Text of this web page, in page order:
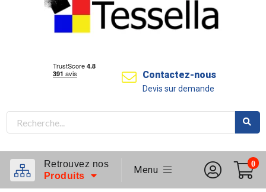
Contactez-nous
Devis sur demande
Retrouvez nos
Produits
Menu
0